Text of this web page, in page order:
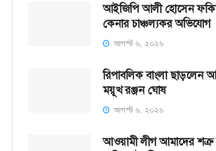
আইজিপি আলী হোসেন
কেনার চাঞ্চল্যকর অভিযোগ
আগস্ট ৬, ২০২৬
রিপাবলিক বাংলা ছাড়লেন
ময়ূখ রঞ্জন ঘোষ
আগস্ট ৬, ২০২৬
আওয়ামী লীগ আমাদের শত্রু